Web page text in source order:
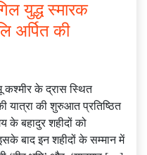
युद्ध स्मारक
अर्पित की
कश्मीर के द्रास स्थित
यात्रा की शुरुआत प्रतिष्ठित
के बहादुर शहीदों को
बाद इन शहीदों के सम्मान में